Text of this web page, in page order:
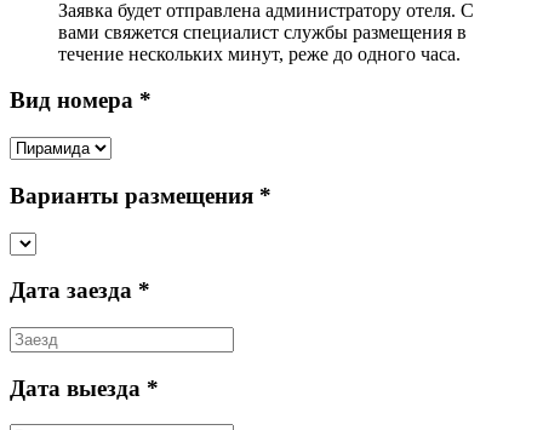
Заявка будет отправлена администратору отеля. С
вами свяжется специалист службы размещения в
течение нескольких минут, реже до одного часа.
Вид номера *
Варианты размещения *
Дата заезда *
Дата выезда *